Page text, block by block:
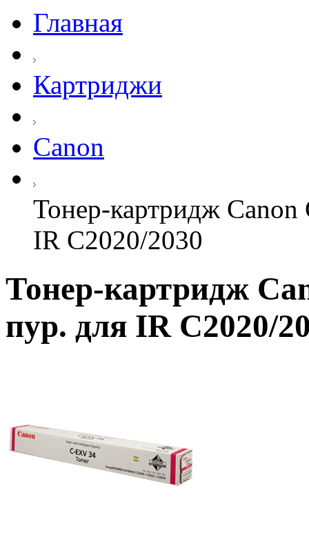
Главная
Картриджи
Canon
Тонер-картридж
IR C2020/2030
Тонер-картридж
пур. для IR C2020/